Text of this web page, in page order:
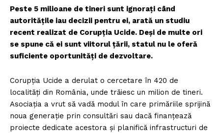
Peste 5 milioane de tineri sunt ignorați când
autoritățile iau decizii pentru ei, arată un studiu
recent realizat de Corupția Ucide. Deși de multe ori
se spune că ei sunt viitorul țării, statul nu le oferă
suficiente oportunități de dezvoltare.
Corupția Ucide a derulat o cercetare în 420 de
localități din România, unde trăiesc un milion de tineri.
Asociația a vrut să vadă modul în care primăriile sprijină
noua generație prin consultări sau dacă finanțează
proiecte dedicate acestora și planifică infrastructuri de